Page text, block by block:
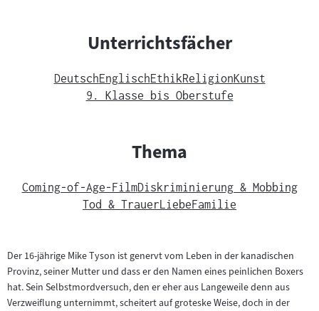
Unterrichtsfächer
DeutschEnglischEthikReligionKunst
9. Klasse bis Oberstufe
Thema
Coming-of-Age-FilmDiskriminierung & Mobbing
Tod & Trauer LiebeFamilie
Der 16-jährige Mike Tyson ist genervt vom Leben in der kanadischen
Provinz, seiner Mutter und dass er den Namen eines peinlichen Boxers
hat. Sein Selbstmordversuch, den er eher aus Langeweile denn aus
Verzweiflung unternimmt, scheitert auf groteske Weise, doch in der